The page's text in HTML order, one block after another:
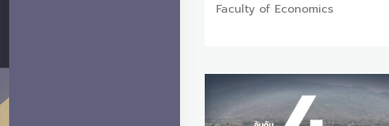
Faculty of Economics